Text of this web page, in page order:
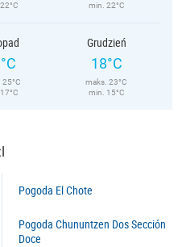
min. 22°C
25°C
Grudzień
18°C
maks. 23°C
min. 15°C
Pogoda El Chote
Pogoda Chununtzen Dos Sección
Doce